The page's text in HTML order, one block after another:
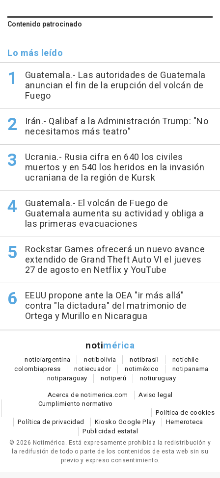
Contenido patrocinado
Lo más leído
Guatemala.- Las autoridades de Guatemala
anuncian el fin de la erupción del volcán de
Fuego
Irán.- Qalibaf a la Administración Trump: "No
necesitamos más teatro"
Ucrania.- Rusia cifra en 640 los civiles
muertos y en 540 los heridos en la invasión
ucraniana de la región de Kursk
Guatemala.- El volcán de Fuego de
Guatemala aumenta su actividad y obliga a
las primeras evacuaciones
Rockstar Games ofrecerá un nuevo avance
extendido de Grand Theft Auto VI el jueves
27 de agosto en Netflix y YouTube
EEUU propone ante la OEA "ir más allá"
contra "la dictadura" del matrimonio de
Ortega y Murillo en Nicaragua
notimérica
noticiargentina notibolivia notibrasil notichile
colombiapress notiecuador notiméxico notipanama
notiparaguay notiperú notiuruguay
Acerca de notimerica.com
Aviso legal
Cumplimiento normativo
Política de cookies
Política de privacidad
Kiosko Google Play
Hemeroteca
Publicidad estatal
© 2026 Notimérica. Está expresamente prohibida la redistribución y
la redifusión de todo o parte de los contenidos de esta web sin su
previo y expreso consentimiento.